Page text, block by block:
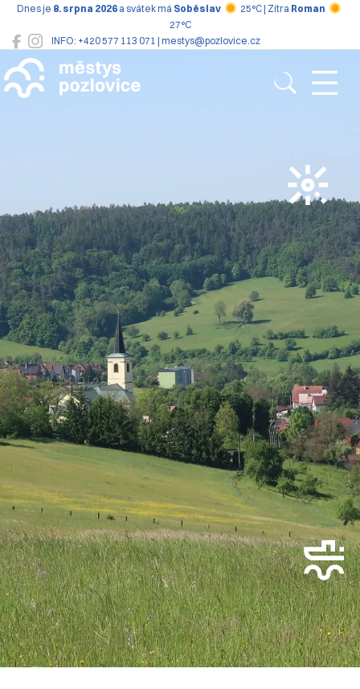
INFO: +420 577 113 071 | mestys@pozlovice.cz
Dnes je 8. srpna 2026 a svátek má Soběslav 25°C | Zítra Roman
27°C
Pozlovice